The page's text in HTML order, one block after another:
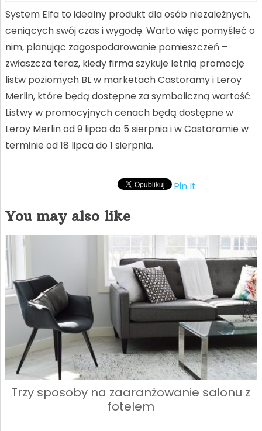
System Elfa to idealny produkt dla osób niezależnych,
ceniących swój czas i wygodę. Warto więc pomyśleć o
nim, planując zagospodarowanie pomieszczeń –
zwłaszcza teraz, kiedy firma szykuje letnią promocję
listw poziomych BL w marketach Castoramy i Leroy
Merlin, które będą dostępne za symboliczną wartość.
Listwy w promocyjnych cenach będą dostępne w
Leroy Merlin od 9 lipca do 5 sierpnia i w Castoramie w
terminie od 18 lipca do 1 sierpnia.
Pin It
You may also like
Trzy sposoby na zaaranżowanie salonu z
fotelem